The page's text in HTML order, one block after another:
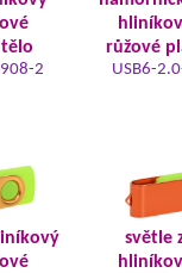
2
růžové
USB6-
světle